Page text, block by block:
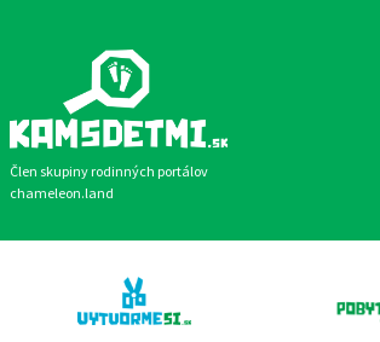
Člen skupiny rodinných portálov
chameleon.land